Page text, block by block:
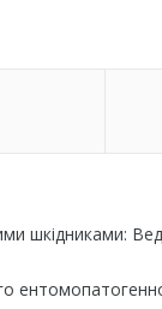
шкідниками: